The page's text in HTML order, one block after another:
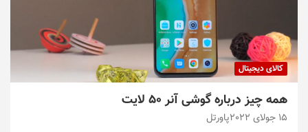
کالای دیجیتال
همه چیز درباره گوشی آنر ۵۰ لایت
15 جولای 2022 پاورتل